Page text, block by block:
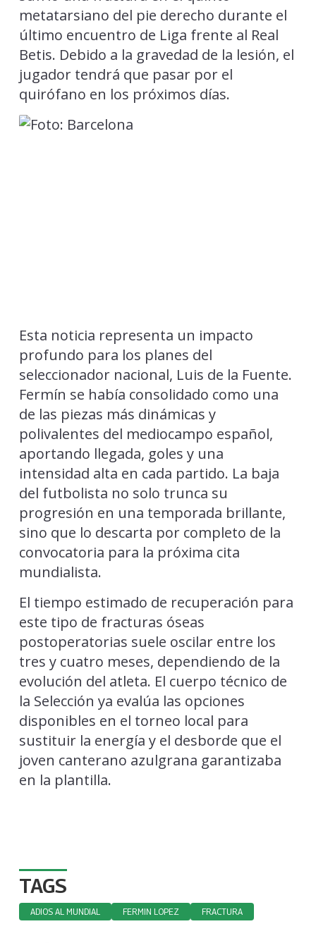
metatarsiano del pie derecho durante el
último encuentro de Liga frente al Real
Betis. Debido a la gravedad de la lesión, el
jugador tendrá que pasar por el
quirófano en los próximos días.
Esta noticia representa un impacto
profundo para los planes del
seleccionador nacional, Luis de la Fuente.
Fermín se había consolidado como una
de las piezas más dinámicas y
polivalentes del mediocampo español,
aportando llegada, goles y una
intensidad alta en cada partido. La baja
del futbolista no solo trunca su
progresión en una temporada brillante,
sino que lo descarta por completo de la
convocatoria para la próxima cita
mundialista.
El tiempo estimado de recuperación para
este tipo de fracturas óseas
postoperatorias suele oscilar entre los
tres y cuatro meses, dependiendo de la
evolución del atleta. El cuerpo técnico de
la Selección ya evalúa las opciones
disponibles en el torneo local para
sustituir la energía y el desborde que el
joven canterano azulgrana garantizaba
en la plantilla.
TAGS
ADIOS AL MUNDIAL FERMIN LOPEZ FRACTURA